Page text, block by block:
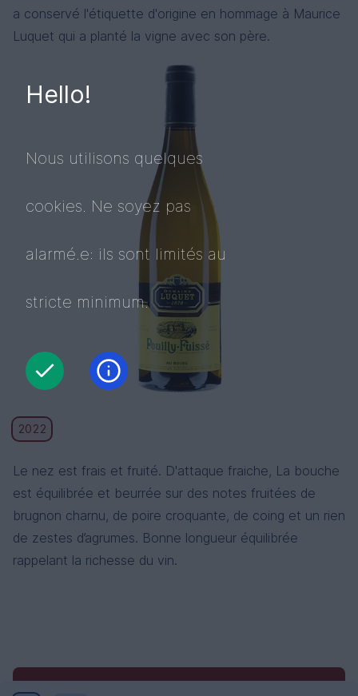
a conservé l'étiquette d'origine en hommage à Maurice
Luquet qui a planté la vigne avec son père.
2022
Le nez est frais et fruité. D'attaque fraiche, La bouche
est équilibrée et beurrée sur des notes fruitées de
brugnon charnu, de poire croquante, de coing et un rien
de zestes d’agrumes. Bonne longueur équilibrée
rappelant la richesse du vin.
Hello!
Nous utilisons quelques
cookies. Ne soyez pas
alarmé.e: ils sont limités au
stricte minimum.